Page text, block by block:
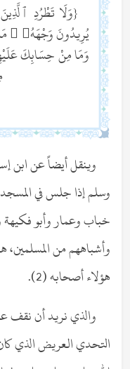
{وَلَا تَطْرُدِ
يُرِيدُونَ وَجْهَهُۥ
وَمَا مِنْ حِسَابِكَ
وينقل أيضاً عن ابن
وسلم إذا جلس في
خباب وعمار وأبو
وأشباههم من
هؤلاء أصحابه (2).
والذي نريد أن نقف
التحدي العريض الذي